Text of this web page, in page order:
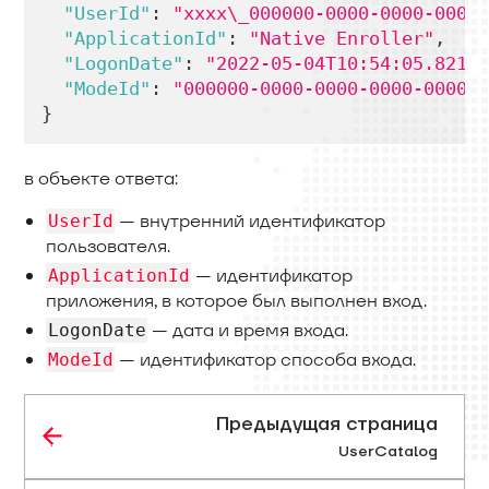
"UserId" :
"xxxx\_000000-0000-0000-
"ApplicationId" : "Native Enroller" ,
"LogonDate" :
"2022-05-
"ModeId" :
"000000-0000-0000-0000-
}
в объекте ответа:
UserId — внутренний идентификатор
пользователя.
ApplicationId — идентификатор
приложения, в которое был выполнен вход.
LogonDate — дата и время входа.
ModeId — идентификатор способа входа.
Предыдущая страница
UserCatalog